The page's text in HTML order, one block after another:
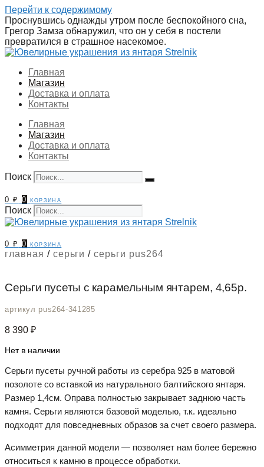
Перейти к содержимому
Проснувшись однажды утром после беспокойного сна,
Грегор Замза обнаружил, что он у себя в постели
превратился в страшное насекомое.
Главная
Магазин
Доставка и оплата
Контакты
Главная
Магазин
Доставка и оплата
Контакты
Поиск
0₽ 0 корзина
Поиск
0₽ 0 корзина
главная / серьги /серьги pus264
Серьги пусеты с карамельным янтарем, 4,65р.
артикул pus264-341285
8 390 ₽
Нет в наличии
Серьги пусеты ручной работы из серебра 925 в матовой
позолоте со вставкой из натурального балтийского янтаря.
Размер 1,4см. Оправа полностью закрывает заднюю часть
камня. Серьги являются базовой моделью, т.к. идеально
подходят для повседневных образов за счет своего размера.
Асимметрия данной модели — позволяет нам более бережно
относиться к камню в процессе обработки.